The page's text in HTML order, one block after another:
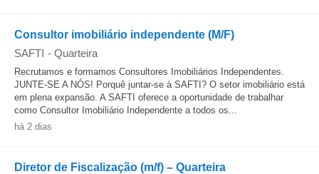
Consultor imobiliário independente (M/F)
SAFTI - Quarteira
Recrutamos e formamos Consultores Imobiliários Independentes.
JUNTE-SE A NÓS! Porquê juntar-se à SAFTI? O setor imobiliário está
em plena expansão. A SAFTI oferece a oportunidade de trabalhar
como Consultor Imobiliário Independente a todos os...
há 2 dias
Diretor de Fiscalização (m/f) – Quarteira